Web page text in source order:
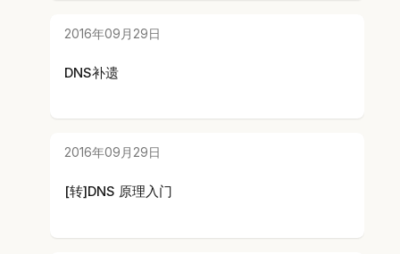
2016年09月29日
DNS补遗
2016年09月29日
[转]DNS 原理入门